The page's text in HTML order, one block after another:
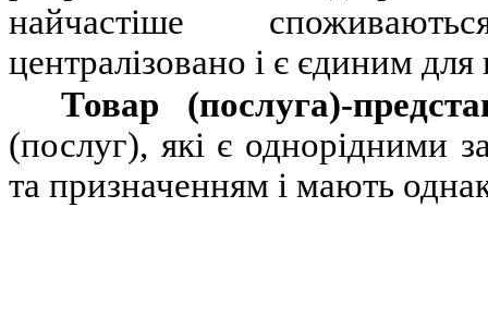
найчастіше
централізовано і є єдиним для
Товар (послуга)-
(послуг), які є однорідними
та призначенням і мають